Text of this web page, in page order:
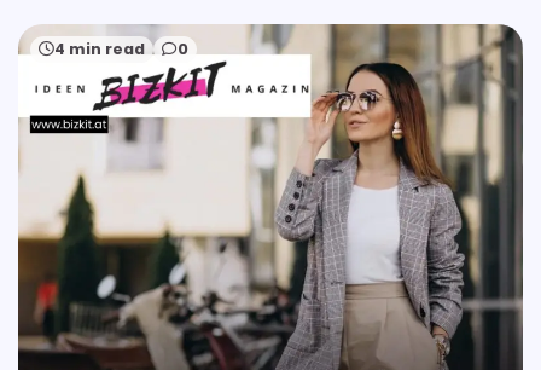
4 min read 0